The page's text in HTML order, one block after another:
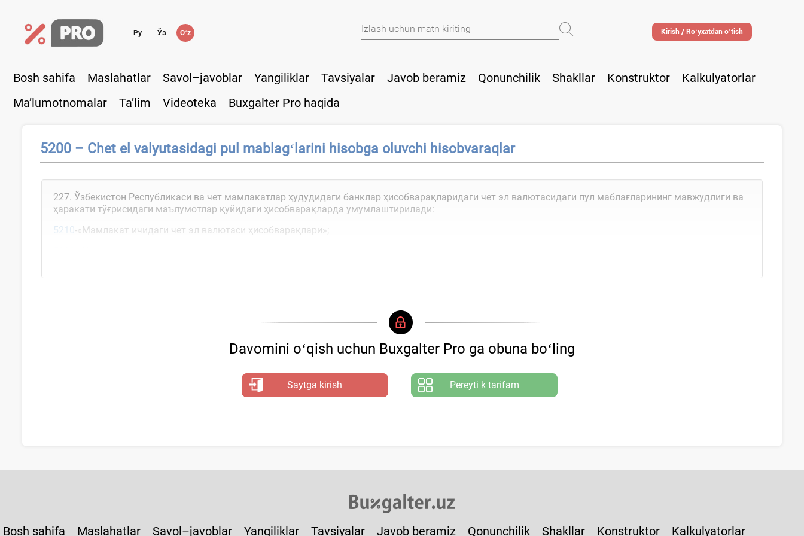
Ру Ўз Oʻz Kirish / Roʻyхatdan oʻtish
Bosh sahifa Maslahatlar Savol–javoblar Yangiliklar Tavsiyalar Javob beramiz Qonunchilik Shakllar Konstruktor
Kalkulyatorlar
Ma’lumotnomalar
Ta’lim Videoteka Buxgalter Pro haqida
5200 – Chet el valyutasidagi pul mablagʻlarini hisobga oluvchi hisobvaraqlar
227. Ўзбекистон Республикаси ва чет мамлакатлар ҳудудидаги банклар ҳисобварақларидаги чет эл валютасидаги пул маблағларининг мавжудлиги ва
ҳаракати тўғрисидаги маълумотлар қуйидаги ҳисобварақларда умумлаштирилади:
5210-«Мамлакат ичидаги чет эл валютаси ҳисобварақлари»;
Davomini oʻqish uchun Buxgalter Pro ga obuna boʻling
Saytga kirish Pereyti k tarifam
Bosh sahifa Maslahatlar Savol–javoblar Yangiliklar Tavsiyalar Javob beramiz Qonunchilik Shakllar Konstruktor Kalkulyatorlar